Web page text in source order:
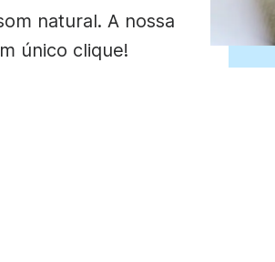
GIFs Legendagem
natural. A nossa
único clique!